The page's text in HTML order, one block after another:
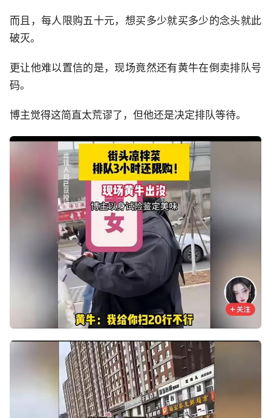
而且，每人限购五十元，想买多少就买多少的念头就此
破灭。
更让他难以置信的是，现场竟然还有黄牛在倒卖排队号
码。
博主觉得这简直太荒谬了，但他还是决定排队等待。